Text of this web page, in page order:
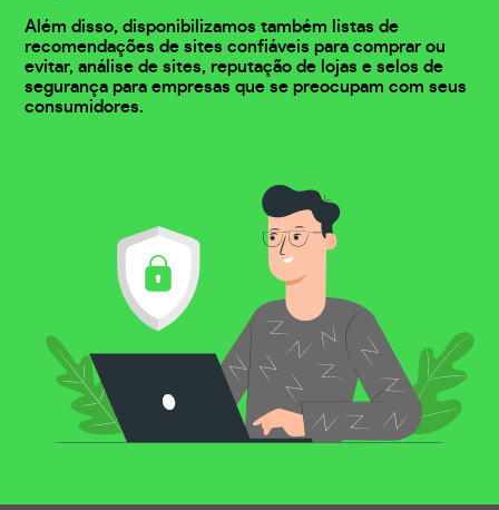
Além disso, disponibilizamos também listas de
recomendações de sites confiáveis para comprar ou
evitar, análise de sites, reputação de lojas e selos de
segurança para empresas que se preocupam com seus
consumidores.